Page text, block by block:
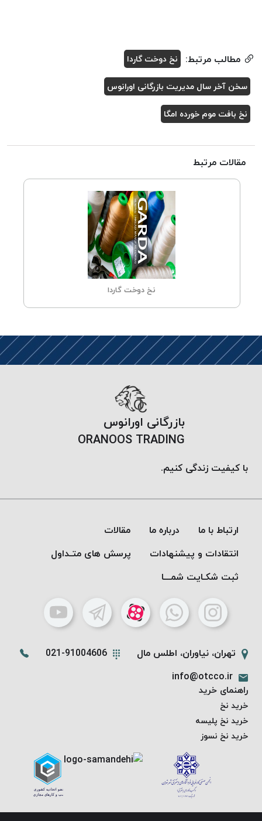
مطالب مرتبط: نخ دوخت گاردا
سخن آخر سال مدیریت بازرگانی اورانوس
نخ بافت موم خورده امگا
مقالات مرتبط
نخ دوخت گاردا
بازرگانی اورانوس
ORANOOS TRADING
با کیفیت زندگی کنیم.
ارتباط با ما درباره ما
مقالات
انتقادات و پیشنهادات
پرسش های متـداول
ثبت شکـایت شمـــا
تهران، نیاوران، اطلس مال
021-91004606
info@otcco.ir
راهنمای خرید
خرید نخ
خرید نخ پلیسه
خرید نخ نسوز